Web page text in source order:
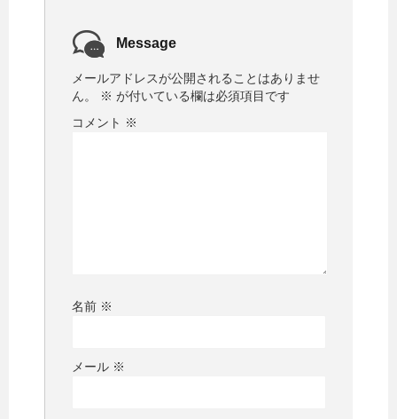
Message
メールアドレスが公開されることはありませ
ん。
※ が付いている欄は必須項目です
コメント ※
名前 ※
メール ※